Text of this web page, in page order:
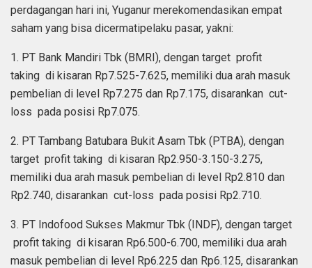
perdagangan hari ini, Yuganur merekomendasikan empat
saham yang bisa dicermatipelaku pasar, yakni:
1. PT Bank Mandiri Tbk (BMRI), dengan target profit
taking di kisaran Rp7.525-7.625, memiliki dua arah masuk
pembelian di level Rp7.275 dan Rp7.175, disarankan cut-
loss pada posisi Rp7.075.
2. PT Tambang Batubara Bukit Asam Tbk (PTBA), dengan
target profit taking di kisaran Rp2.950-3.150-3.275,
memiliki dua arah masuk pembelian di level Rp2.810 dan
Rp2.740, disarankan cut-loss pada posisi Rp2.710.
3. PT Indofood Sukses Makmur Tbk (INDF), dengan target
profit taking di kisaran Rp6.500-6.700, memiliki dua arah
masuk pembelian di level Rp6.225 dan Rp6.125, disarankan